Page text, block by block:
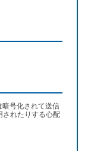
号化されて送信
されたりする心配